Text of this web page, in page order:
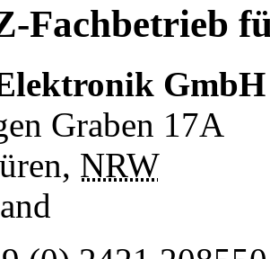
Fachbetrieb
GmbH
Graben 17A
, NRW